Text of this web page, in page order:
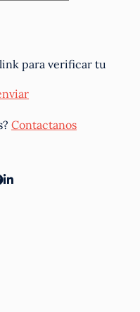
para verificar tu
Contactanos